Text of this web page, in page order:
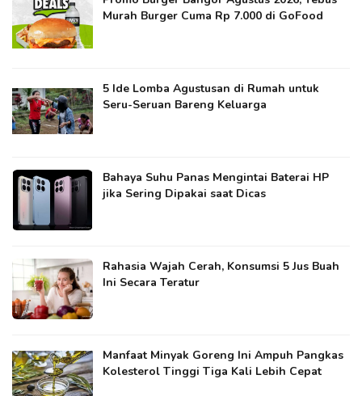
Murah Burger Cuma Rp 7.000 di GoFood
5 Ide Lomba Agustusan di Rumah untuk
Seru-Seruan Bareng Keluarga
Bahaya Suhu Panas Mengintai Baterai HP
jika Sering Dipakai saat Dicas
Rahasia Wajah Cerah, Konsumsi 5 Jus Buah
Ini Secara Teratur
Manfaat Minyak Goreng Ini Ampuh Pangkas
Kolesterol Tinggi Tiga Kali Lebih Cepat